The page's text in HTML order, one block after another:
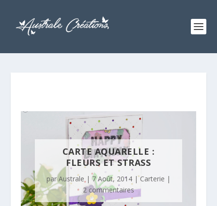
CARTE AQUARELLE :
FLEURS ET STRASS
parAustrale| 7 Août, 2014|Carterie |
2 commentaires